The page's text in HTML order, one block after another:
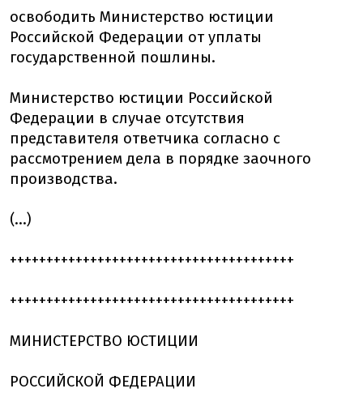
освободить Министерство юстиции
Российской Федерации от уплаты
государственной пошлины.
Министерство юстиции Российской
Федерации в случае отсутствия
представителя ответчика согласно с
рассмотрением дела в порядке заочного
производства.
(...)
+++++++++++++++++++++++++++++++++++++++
+++++++++++++++++++++++++++++++++++++++
МИНИСТЕРСТВО ЮСТИЦИИ
РОССИЙСКОЙ ФЕДЕРАЦИИ